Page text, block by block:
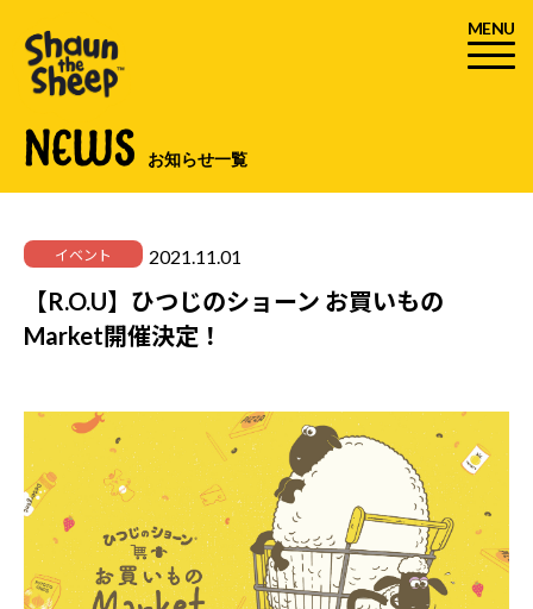
MENU
NEWS お知らせ一覧
イベント 2021.11.01
【R.O.U】ひつじのショーン お買いもの
Market開催決定！